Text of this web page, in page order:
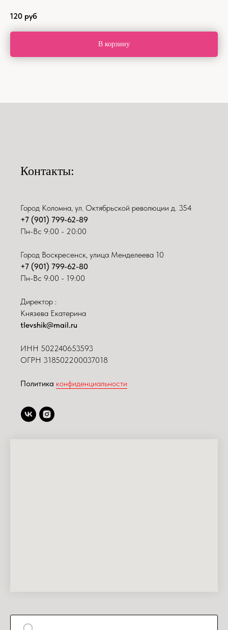
120 руб
В корзину
Контакты:
Город Коломна, ул. Октябрьской революции д. 354
+7 (901) 799-62-89
Пн-Вс 9:00 - 20:00
Город Воскресенск, улица Менделеева 10
+7 (901) 799-62-80
Пн-Вс 9:00 - 19:00
Директор :
Князева Екатерина
tlevshik@mail.ru
ИНН 502240653593
ОГРН 318502200037018
Политика конфиденциальности